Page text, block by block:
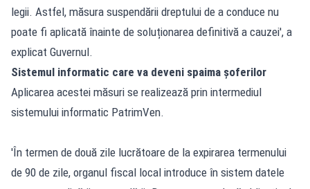
legii. Astfel, măsura suspendării dreptului de a conduce nu
poate fi aplicată înainte de soluționarea definitivă a cauzei', a
explicat Guvernul.
Sistemul informatic care va deveni spaima șoferilor
Aplicarea acestei măsuri se realizează prin intermediul
sistemului informatic PatrimVen.
'În termen de două zile lucrătoare de la expirarea termenului
de 90 de zile, organul fiscal local introduce în sistem datele